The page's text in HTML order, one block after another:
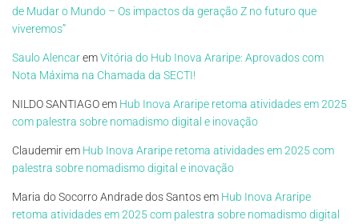
de Mudar o Mundo – Os impactos da geração Z no futuro que
viveremos”
Saulo AlencaremVitória do Hub Inova Araripe: Aprovados com
Nota Máxima na Chamada da SECTI!
NILDO SANTIAGOem Hub Inova Araripe retoma atividades em 2025
com palestra sobre nomadismo digital e inovação
Claudemirem Hub Inova Araripe retoma atividades em 2025 com
palestra sobre nomadismo digital e inovação
Maria do Socorro Andrade dos Santosem Hub Inova Araripe
retoma atividades em 2025 com palestra sobre nomadismo digital